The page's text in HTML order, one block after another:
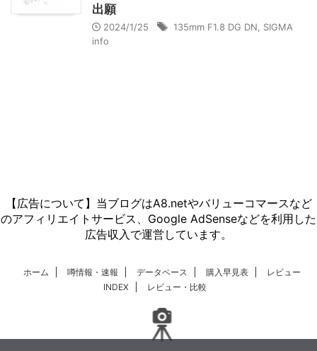
出願
2024/1/25 135mm F1.8 DG DN
SIGMA
info
【広告について】当ブログはA8.netやバリューコマースなど
のアフィリエイトサービス、Google AdSenseなどを利用した
広告収入で運営しています。
ホーム 噂情報・速報 データベース 購入早見表
レビュー
INDEX
レビュー・比較